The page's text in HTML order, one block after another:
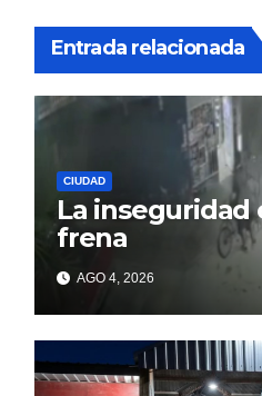
Entrada relacionada
CIUDAD
La inseguridad
frena
AGO 4, 2026